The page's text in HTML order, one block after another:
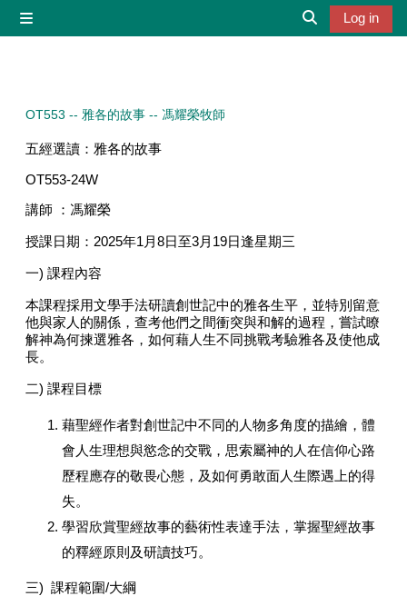
Log in
OT553 -- 雅各的故事 -- 馮耀榮牧師
五經選讀：雅各的故事
OT553-24W
講師 ：馮耀榮
授課日期：2025年1月8日至3月19日逢星期三
一) 課程內容
本課程採用文學手法研讀創世記中的雅各生平，並特別留意
他與家人的關係，查考他們之間衝突與和解的過程，嘗試瞭
解神為何揀選雅各，如何藉人生不同挑戰考驗雅各及使他成
長。
二) 課程目標
藉聖經作者對創世記中不同的人物多角度的描繪，體
會人生理想與慾念的交戰，思索屬神的人在信仰心路
歷程應存的敬畏心態，及如何勇敢面人生際遇上的得
失。
學習欣賞聖經故事的藝術性表達手法，掌握聖經故事
的釋經原則及研讀技巧。
三) 課程範圍/大綱